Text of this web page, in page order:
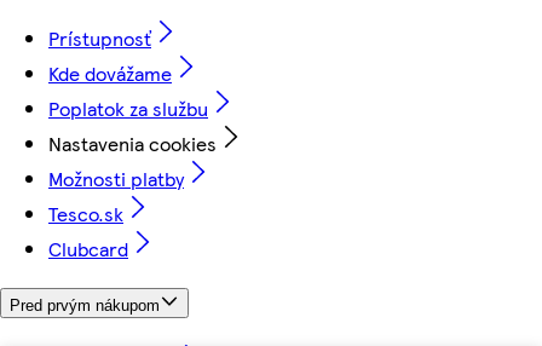
Prístupnosť
Kde dovážame
Poplatok za službu
Nastavenia cookies
Možnosti platby
Tesco.sk
Clubcard
Pred prvým nákupom